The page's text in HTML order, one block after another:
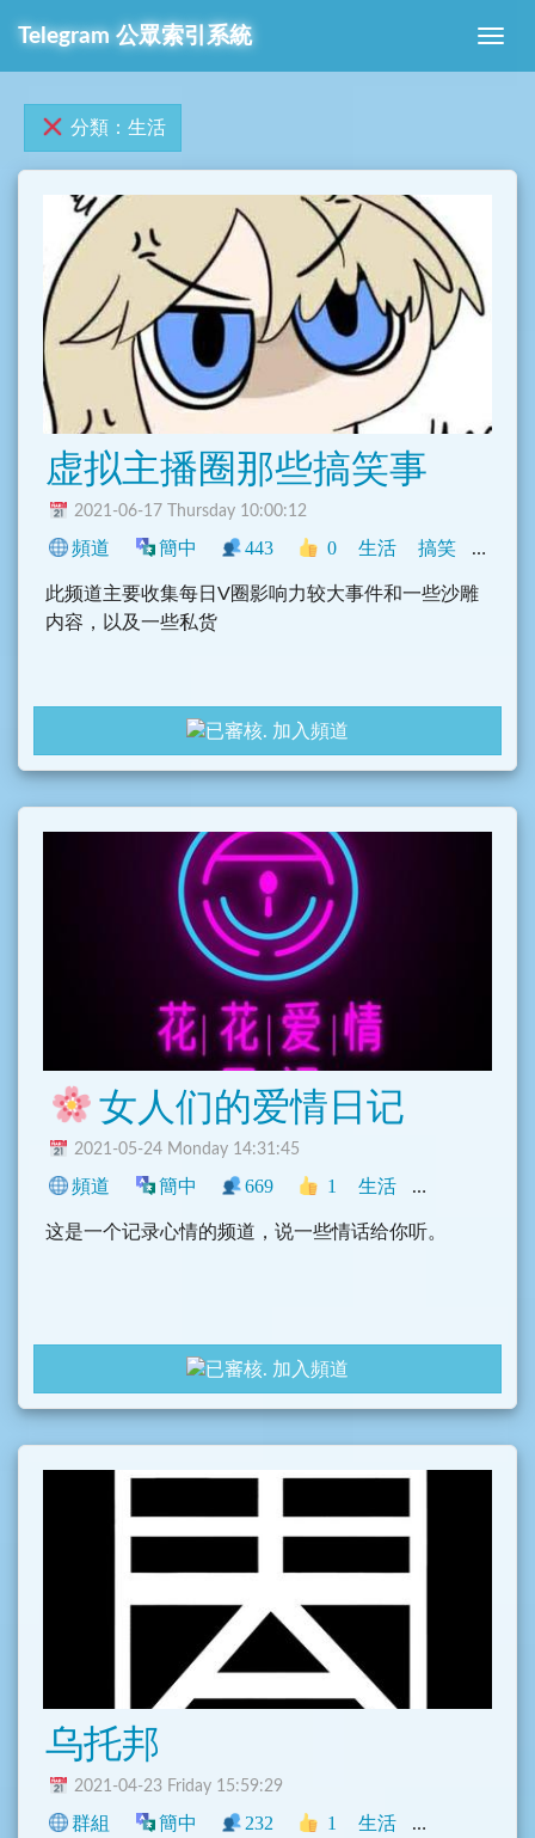
Telegram 公眾索引系統
分類：生活
虚拟主播圈那些搞笑事
2021-06-17 Thursday 10:00:12
頻道 簡中 443 0 生活 搞笑 中文圈
此频道主要收集每日V圈影响力较大事件和一些沙雕
内容，以及一些私货
加入頻道
女人们的爱情日记
2021-05-24 Monday 14:31:45
頻道 簡中 669 1 生活 中文圈
这是一个记录心情的频道，说一些情话给你听。
加入頻道
乌托邦
2021-04-23 Friday 15:59:29
群組 簡中 232 1 生活 中文圈